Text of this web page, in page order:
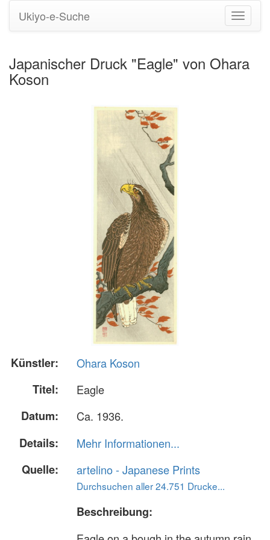
Ukiyo-e-Suche
Japanischer Druck "Eagle" von Ohara
Koson
Künstler:
Ohara Koson
Titel:
Eagle
Datum:
Ca. 1936.
Details:
Mehr Informationen...
Quelle:
artelino - Japanese Prints
Durchsuchen aller 24.751 Drucke...
Beschreibung: